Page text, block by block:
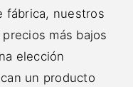
fábrica, nuestros
más bajos
elección
un producto